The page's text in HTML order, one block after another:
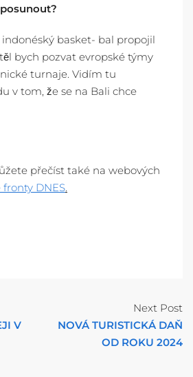
basket- bal propojil
bych pozvat evropské týmy
turnaje. Vidím tu
v tom, že se na Bali chce
přečíst také na webových
fronty DNES.
V
Next Post
NOVÁ TURISTICKÁ DAŇ
OD ROKU 2024